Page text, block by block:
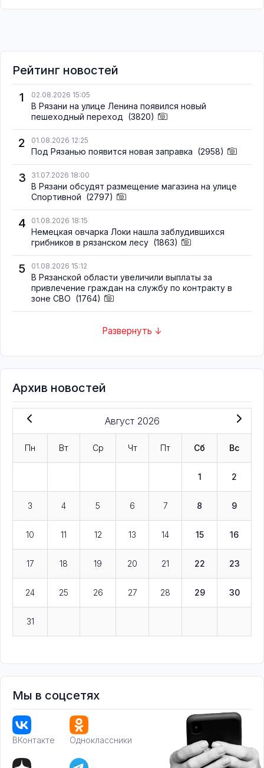
Рейтинг новостей
1
02.08.2026 15:05
В Рязани на улице Ленина появился новый
пешеходный переход (3820)
2 01.08.2026 12:25
Под Рязанью появится новая заправка (2958)
3 31.07.2026 18:00
В Рязани обсудят размещение магазина на улице
Спортивной (2797)
4 01.08.2026 18:15
Немецкая овчарка Локи нашла заблудившихся
грибников в рязанском лесу (1863)
5 01.08.2026 15:12
В Рязанской области увеличили выплаты за
привлечение граждан на службу по контракту в
зоне СВО (1764)
Развернуть ↓
Архив новостей
Август 2026
Пн Вт Ср Чт Пт Сб Вс
1 2
3 4 5 6 7 8 9
10 11 12 13 14 15 16
17 18 19 20 21 22 23
24 25 26 27 28 29 30
31
Мы в соцсетях
ВКонтакте Одноклассники